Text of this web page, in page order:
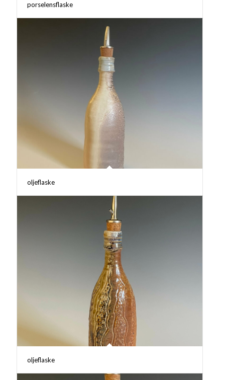
porselensflaske
oljeflaske
oljeflaske